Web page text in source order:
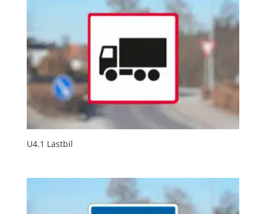
U4.1 Lastbil